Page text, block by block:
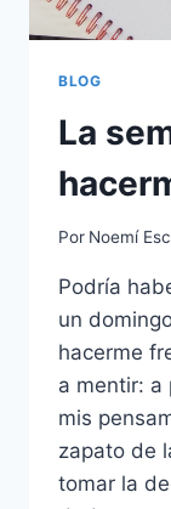
BLOG
La
Por Noemí
Podría
un
hacerme
a mentir: a
mis
zapato de
tomar la